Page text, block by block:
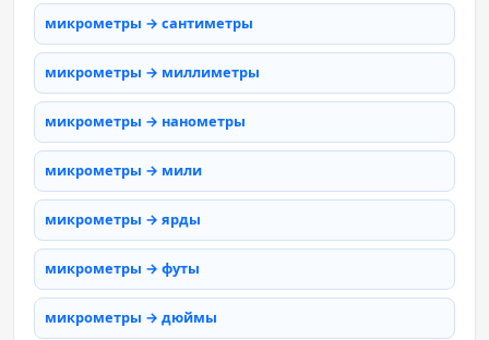
микрометры → сантиметры
микрометры → миллиметры
микрометры → нанометры
микрометры → мили
микрометры → ярды
микрометры → футы
микрометры → дюймы